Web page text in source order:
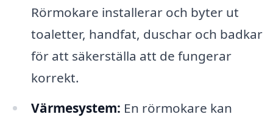
Rörmokare installerar och byter ut
toaletter, handfat, duschar och badkar
för att säkerställa att de fungerar
korrekt.
Värmesystem: En rörmokare kan